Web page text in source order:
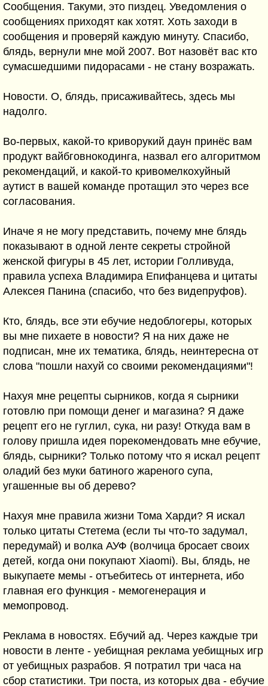
Сообщения. Такуми, это пиздец. Уведомления о
сообщениях приходят как хотят. Хоть заходи в
сообщения и проверяй каждую минуту. Спасибо,
блядь, вернули мне мой 2007. Вот назовёт вас кто
сумасшедшими пидорасами - не стану возражать.
Новости. О, блядь, присаживайтесь, здесь мы
надолго.
Во-первых, какой-то криворукий даун принёс вам
продукт вайбговнокодинга, назвал его алгоритмом
рекомендаций, и какой-то кривомелкохуйный
аутист в вашей команде протащил это через все
согласования.
Иначе я не могу представить, почему мне блядь
показывают в одной ленте секреты стройной
женской фигуры в 45 лет, истории Голливуда,
правила успеха Владимира Епифанцева и цитаты
Алексея Панина (спасибо, что без видепруфов).
Кто, блядь, все эти ебучие недоблогеры, которых
вы мне пихаете в новости? Я на них даже не
подписан, мне их тематика, блядь, неинтересна от
слова "пошли нахуй со своими рекомендациями"!
Нахуя мне рецепты сырников, когда я сырники
готовлю при помощи денег и магазина? Я даже
рецепт его не гуглил, сука, ни разу! Откуда вам в
голову пришла идея порекомендовать мне ебучие,
блядь, сырники? Только потому что я искал рецепт
оладий без муки батиного жареного супа,
угашенные вы об дерево?
Нахуя мне правила жизни Тома Харди? Я искал
только цитаты Стетема (если ты что-то задумал,
передумай) и волка АУФ (волчица бросает своих
детей, когда они покупают Xiaomi). Вы, блядь, не
выкупаете мемы - отъебитесь от интернета, ибо
главная его функция - мемогенерация и
мемопровод.
Реклама в новостях. Ебучий ад. Через каждые три
новости в ленте - уебищная реклама уебищных игр
от уебищных разрабов. Я потратил три часа на
сбор статистики. Три поста, из которых два - ебучие